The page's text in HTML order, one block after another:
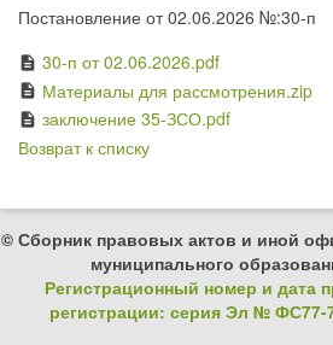
Постановление от 02.06.2026 №:30-п
description 30-п от 02.06.2026.pdf
description Материалы для рассмотрения.zip
description заключение 35-ЗСО.pdf
Возврат к списку
© Сборник правовых актов и иной
муниципального
Регистрационный номер и дата
регистрации: серия Эл № ФС77-